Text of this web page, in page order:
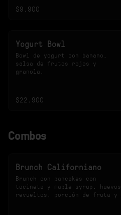
$9.900
Yogurt Bowl
Bowl de yogurt con banano,
salsa de frutos rojos y
granola.
$22.900
Combos
Brunch Californiano
Brunch con pancakes con
tocineta y maple syrup, huevos
revueltos, porción de fruta y